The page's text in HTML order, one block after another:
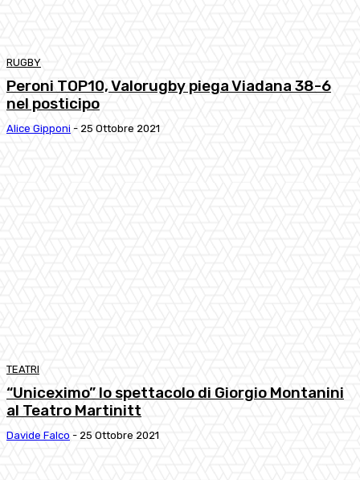
RUGBY
Peroni TOP10, Valorugby piega Viadana 38-6
nel posticipo
Alice Gipponi - 25 Ottobre 2021
TEATRI
“Uniceximo” lo spettacolo di Giorgio Montanini
al Teatro Martinitt
Davide Falco - 25 Ottobre 2021